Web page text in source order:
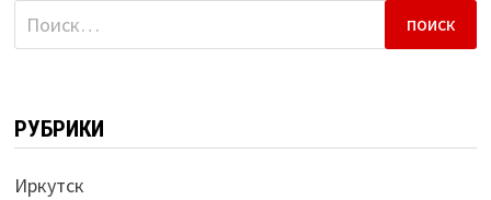
Найти:
РУБРИКИ
Иркутск